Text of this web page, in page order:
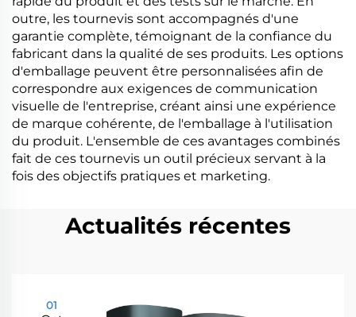
outre, les tournevis sont accompagnés d'une
garantie complète, témoignant de la confiance du
fabricant dans la qualité de ses produits. Les options
d'emballage peuvent être personnalisées afin de
correspondre aux exigences de communication
visuelle de l'entreprise, créant ainsi une expérience
de marque cohérente, de l'emballage à l'utilisation
du produit. L'ensemble de ces avantages combinés
fait de ces tournevis un outil précieux servant à la
fois des objectifs pratiques et marketing.
Actualités récentes
01